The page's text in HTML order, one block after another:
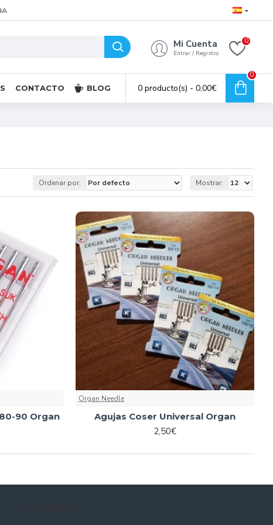
Mi Cuenta
Entrar / Registro
0
CONTACTO BLOG 0 producto(s) - 0,00€
0
Ordenar por: Mostrar:
90 Organ
Organ Needle
Agujas Coser Universal Organ
2,50€